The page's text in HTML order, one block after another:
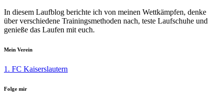
In diesem Laufblog berichte ich von meinen Wettkämpfen, denke
über verschiedene Trainingsmethoden nach, teste Laufschuhe und
genieße das Laufen mit euch.
Mein Verein
1. FC Kaiserslautern
Folge mir